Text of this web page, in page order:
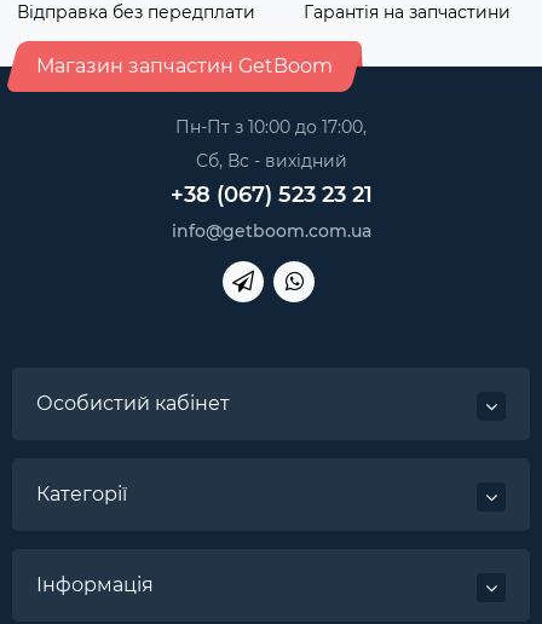
Відправка без передплати Гарантія на запчастини
Магазин запчастин GetBoom
Пн-Пт з 10:00 до 17:00,
Сб, Вс - вихідний
+38 (067) 523 23 21
info@getboom.com.ua
Особистий кабінет
Категорії
Інформація